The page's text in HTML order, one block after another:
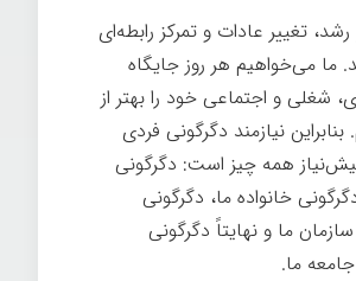
تغییر عادات و تمرکز رابطه‌ای
ما می‌خواهیم هر روز جایگاه
شغلی و اجتماعی خود را بهتر از
بنابراین نیازمند دگرگونی فردی
همه چیز است: دگرگونی
خانواده ما، دگرگونی
ما و نهایتاً دگرگونی
ما.